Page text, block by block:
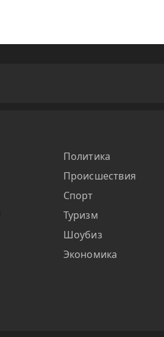
Политика
Происшествия
Спорт
Туризм
Шоубиз
Экономика